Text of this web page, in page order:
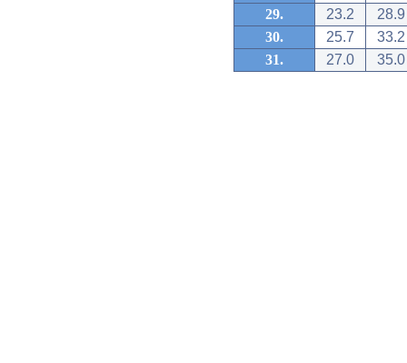
29.
23.2
28.9
30.
25.7
33.2
31.
27.0 35.0